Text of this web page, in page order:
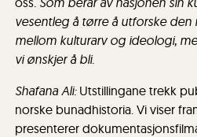
vesentleg å tørre å utforske den
mellom kulturarv og ideologi,
vi ønskjer å bli.
Shafana Ali: Utstillingane trekk
norske bunadhistoria. Vi viser
presenterer